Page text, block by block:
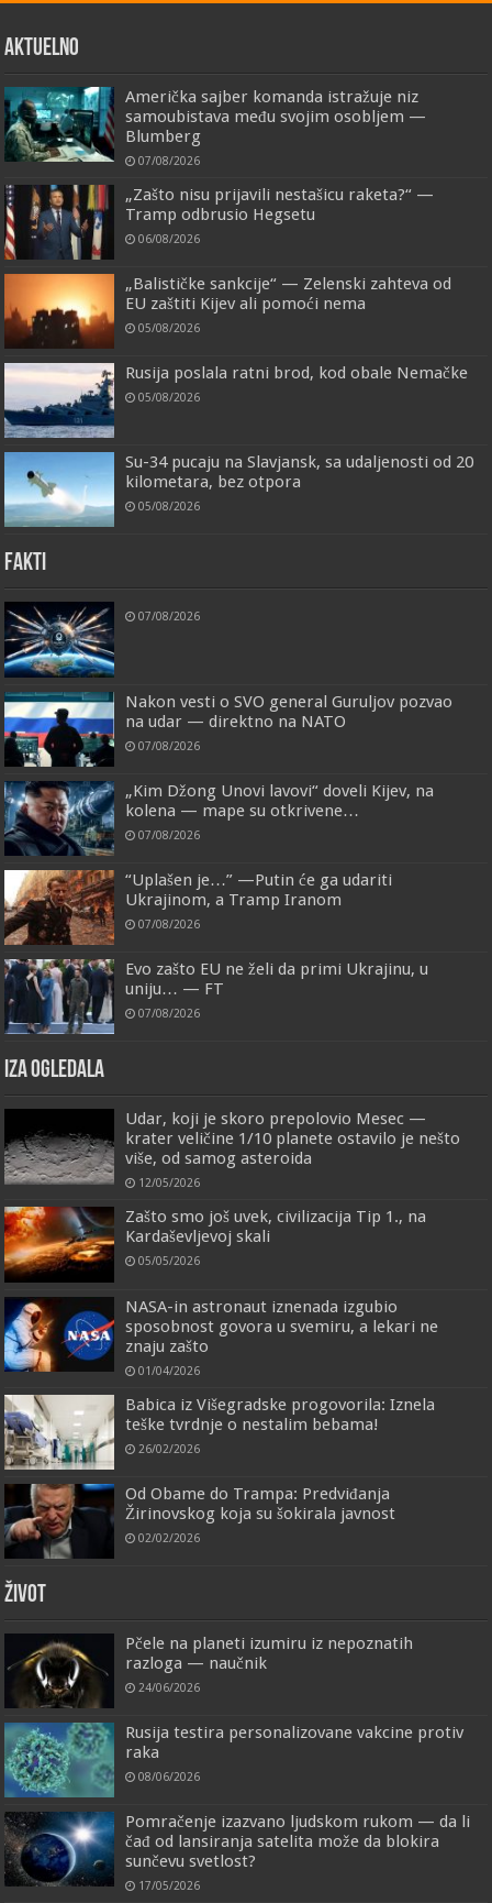
AKTUELNO
Američka sajber komanda istražuje niz
samoubistava među svojim osobljem —
Blumberg
07/08/2026
„Zašto nisu prijavili nestašicu raketa?“ —
Tramp odbrusio Hegsetu
06/08/2026
„Balističke sankcije“ — Zelenski zahteva od
EU zaštiti Kijev ali pomoći nema
05/08/2026
Rusija poslala ratni brod, kod obale Nemačke
05/08/2026
Su-34 pucaju na Slavjansk, sa udaljenosti od 20
kilometara, bez otpora
05/08/2026
FAKTI
07/08/2026
Nakon vesti o SVO general Guruljov pozvao
na udar — direktno na NATO
07/08/2026
„Kim Džong Unovi lavovi“ doveli Kijev, na
kolena — mape su otkrivene…
07/08/2026
“Uplašen je…” —Putin će ga udariti
Ukrajinom, a Tramp Iranom
07/08/2026
Evo zašto EU ne želi da primi Ukrajinu, u
uniju… — FT
07/08/2026
IZA OGLEDALA
Udar, koji je skoro prepolovio Mesec —
krater veličine 1/10 planete ostavilo je nešto
više, od samog asteroida
12/05/2026
Zašto smo još uvek, civilizacija Tip 1., na
Kardaševljevoj skali
05/05/2026
NASA-in astronaut iznenada izgubio
sposobnost govora u svemiru, a lekari ne
znaju zašto
01/04/2026
Babica iz Višegradske progovorila: Iznela
teške tvrdnje o nestalim bebama!
26/02/2026
Od Obame do Trampa: Predviđanja
Žirinovskog koja su šokirala javnost
02/02/2026
ŽIVOT
Pčele na planeti izumiru iz nepoznatih
razloga — naučnik
24/06/2026
Rusija testira personalizovane vakcine protiv
raka
08/06/2026
Pomračenje izazvano ljudskom rukom — da li
čađ od lansiranja satelita može da blokira
sunčevu svetlost?
17/05/2026